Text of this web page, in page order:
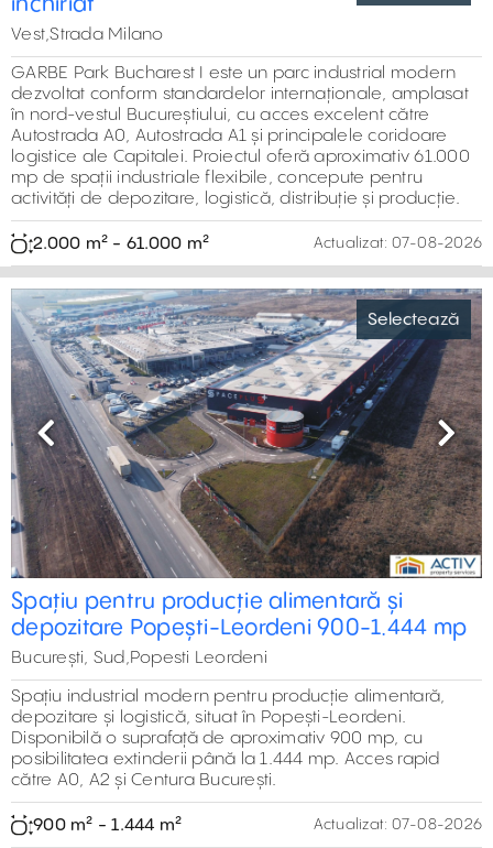
mp de spații industriale flexibile, concepute pentru
activități de depozitare, logistică, distribuție și producție.
2.000 m² - 61.000 m² Actualizat: 07-08-2026
Selectează
Previous Next
Spațiu pentru producție alimentară și
depozitare Popești-Leordeni 900-1.444 mp
București, Sud,Popesti Leordeni
Spațiu industrial modern pentru producție alimentară,
depozitare și logistică, situat în Popești-Leordeni.
Disponibilă o suprafață de aproximativ 900 mp, cu
posibilitatea extinderii până la 1.444 mp. Acces rapid
către A0, A2 și Centura București.
900 m² - 1.444 m²
Selectează
Previous
Hale De Vanzare in LIFTCON Mogosoaia
București, Nord,Soseaua de Centura, Zona Mogosoaia
Hala industriala cu spatii de depozitare sau productie,
nord-vestul Bucurestiului, pe soseaua de centura.
Suprafata totala proiect : 19.000 mp.